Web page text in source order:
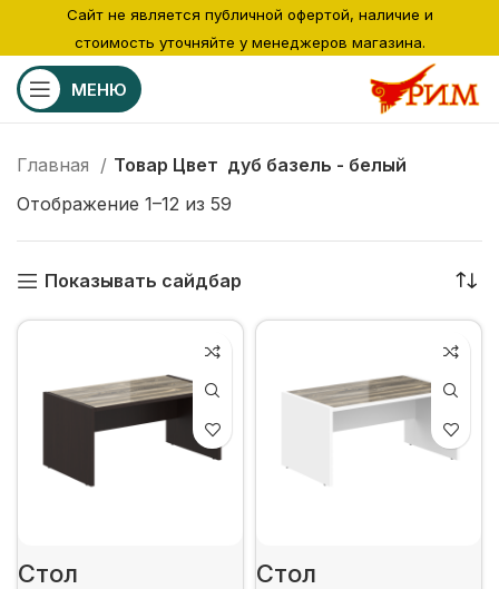
МЕНЮ
Главная Товар Цвет дуб базель - белый
Отображение 1–12 из 59
Показывать сайдбар
Стол
Стол
Сайт не является публичной офертой, наличие и
стоимость уточняйте у менеджеров магазина.